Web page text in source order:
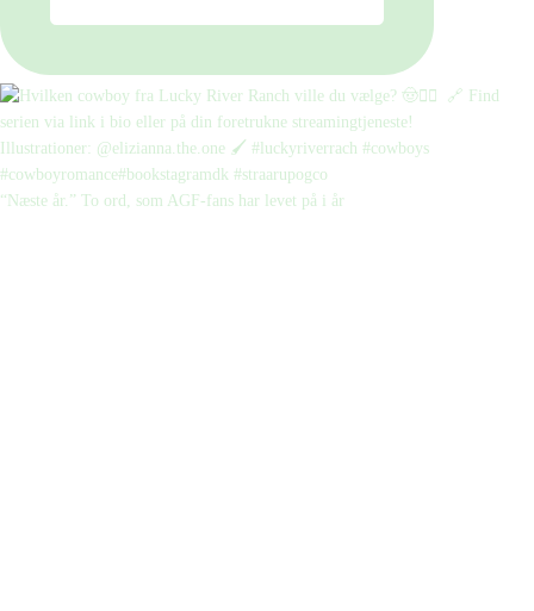
“Næste år.” To ord, som AGF-fans har levet på i år